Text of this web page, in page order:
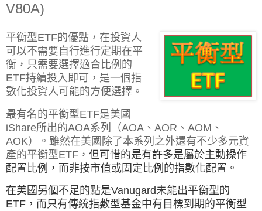
V80A)
平衡型ETF的優點，在投資人
可以不需要自行進行定期在平
衡，只需要選擇適合比例的
ETF持續投入即可，是一個指
數化投資人可能的方便選擇。
最有名的平衡型ETF是美國
iShare所出的AOA系列（AOA、AOR、AOM、
AOK）。 雖然在美國除了本系列之外還有不少多元資
產的平衡型ETF， 但可惜的是有許多是屬於主動操作
配置比例，而非按市值或固定比例的指數化配置。
在美國另個不足的點是Vanugard未能出平衡型的
ETF ，而只有傳統指數型基金中有目標到期的平衡型